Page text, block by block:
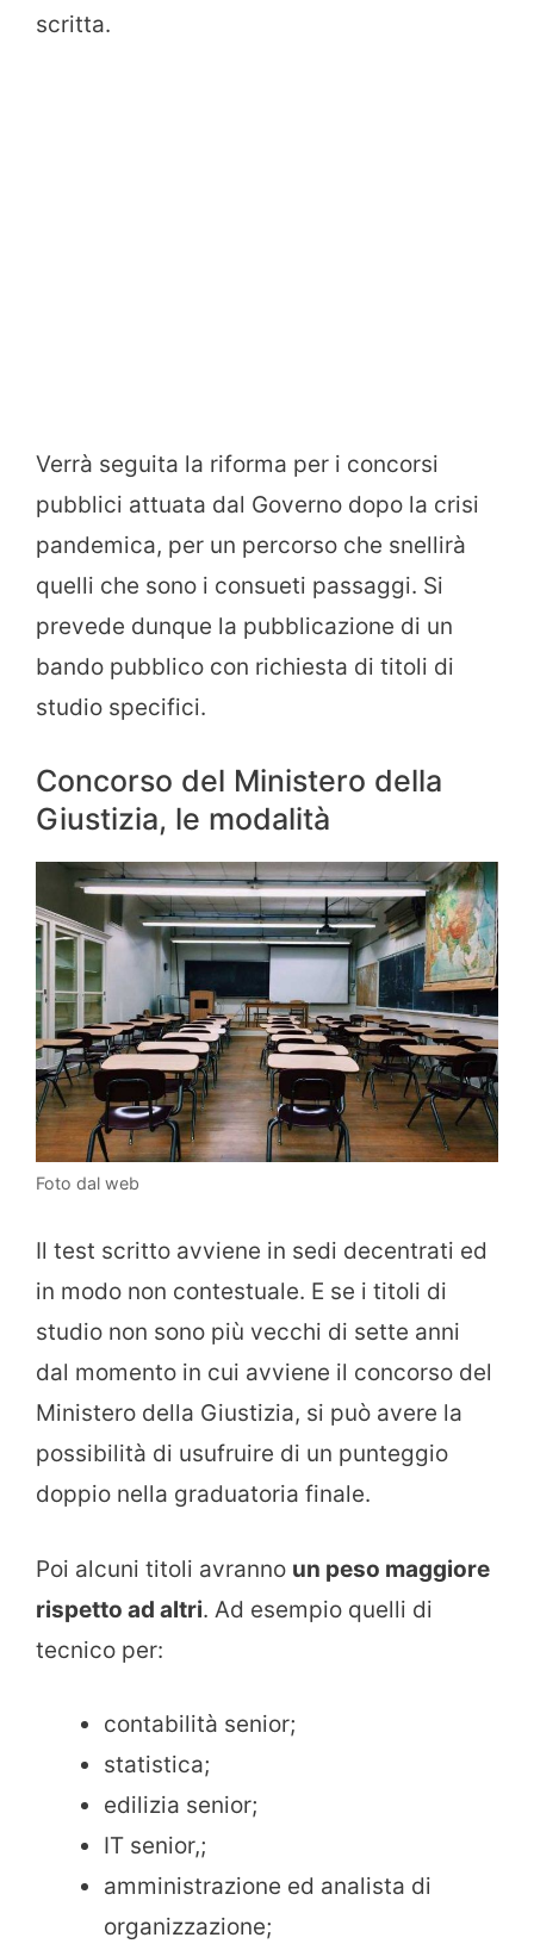
scritta.
Verrà seguita la riforma per i concorsi
pubblici attuata dal Governo dopo la crisi
pandemica, per un percorso che snellirà
quelli che sono i consueti passaggi. Si
prevede dunque la pubblicazione di un
bando pubblico con richiesta di titoli di
studio specifici.
Concorso del Ministero della
Giustizia, le modalità
Foto dal web
Il test scritto avviene in sedi decentrati ed
in modo non contestuale. E se i titoli di
studio non sono più vecchi di sette anni
dal momento in cui avviene il concorso del
Ministero della Giustizia, si può avere la
possibilità di usufruire di un punteggio
doppio nella graduatoria finale.
Poi alcuni titoli avranno un peso maggiore
rispetto ad altri. Ad esempio quelli di
tecnico per:
contabilità senior;
statistica;
edilizia senior;
IT senior,;
amministrazione ed analista di
organizzazione;